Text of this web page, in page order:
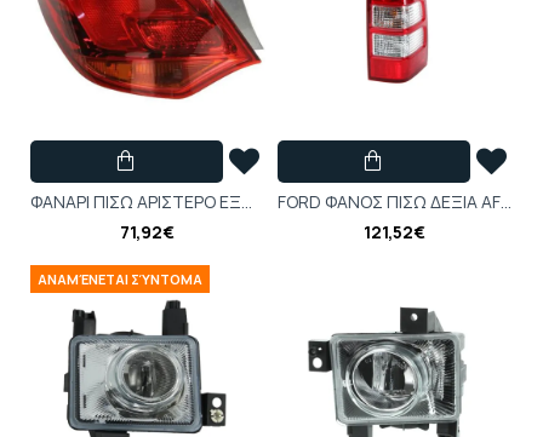
ΦΑΝΑΡΙ ΠIΣΩ ΑΡΙΣΤΕΡΟ ΕΞΩΤ A-J 68 (-XENON) (-SPORT)-AFTERMARKET
71,92€
FORD ΦΑΝΟΣ ΠΙΣΩ ΔΕΞΙΑ AFTERMARKET RANGER ET 2006-2009 - 1497684FR
121,52€
ΑΝΑΜΈΝΕΤΑΙ ΣΎΝΤΟΜΑ